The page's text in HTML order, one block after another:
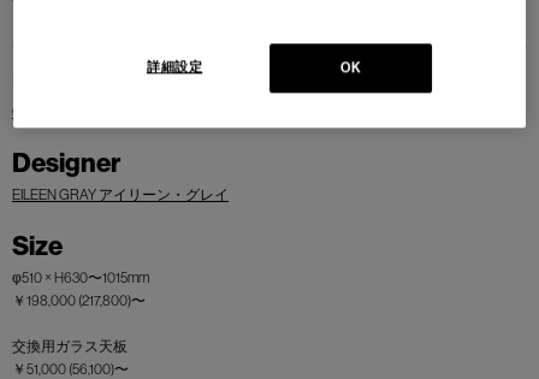
OTHERS
Designer
EILEEN GRAY アイリーン・グレイ
Size
φ510 × H630〜1015mm
￥198,000 (217,800)〜
交換用ガラス天板
￥51,000 (56,100)〜
OK
詳細設定